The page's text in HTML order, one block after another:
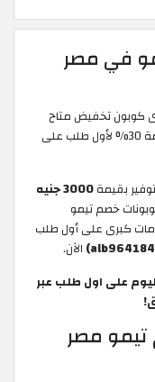
في مصر
كوبون تخفيض متاح
اليوم فعال ومجرب خلال أغسطس 2026 بقيمة 30% لأول طلب على
3000 جنيه
خصم تيمو
التي تصل إلى 30% خصومات كبرى على أول طلب
الآن.
على اول طلب عبر
مصر